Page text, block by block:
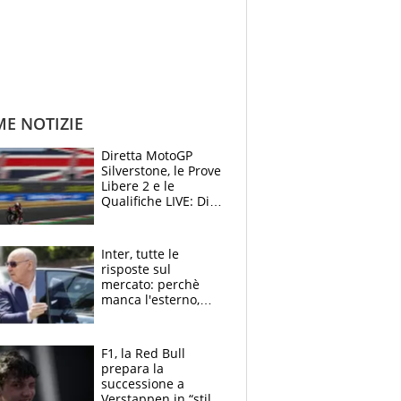
NOTIZIE
Diretta MotoGP
Silverstone, le Prove
Libere 2 e le
Qualifiche LIVE: Di
Bezzecchi
Inter, tutte le
risposte sul
mercato: perchè
manca l'esterno,
vero obiettivo di
Marotta
F1, la Red Bull
prepara la
successione a